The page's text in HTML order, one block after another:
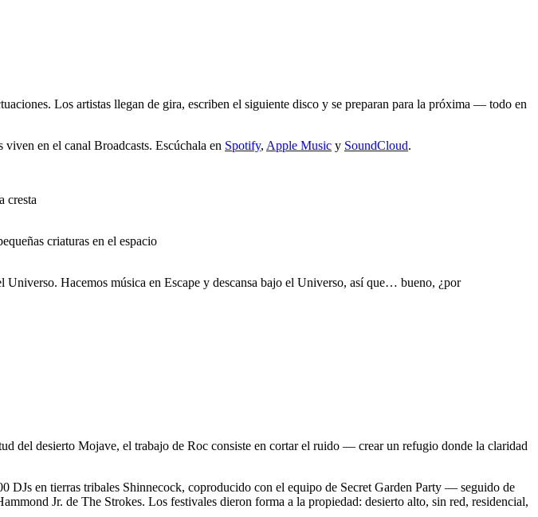
Los artistas llegan de gira, escriben el siguiente disco y se preparan para la próxima — todo en
en el canal Broadcasts. Escúchala en Spotify, Apple Music y SoundCloud.
Hacemos música en Escape y descansa bajo el Universo, así que… bueno, ¿por
del desierto Mojave, el trabajo de Roc consiste en cortar el ruido — crear un refugio donde la claridad
en tierras tribales Shinnecock, coproducido con el equipo de Secret Garden Party — seguido de
Jr. de The Strokes. Los festivales dieron forma a la propiedad: desierto alto, sin red, residencial,